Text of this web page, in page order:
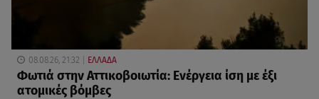
08.08.26, 21:32 ΕΛΛΑΔΑ
Φωτιά στην Αττικοβοιωτία: Ενέργεια ίση με έξι
ατομικές βόμβες